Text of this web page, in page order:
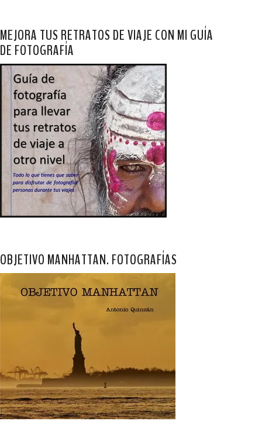
MEJORA TUS RETRATOS DE VIAJE CON MI GUÍA
DE FOTOGRAFÍA
OBJETIVO MANHATTAN. FOTOGRAFÍAS